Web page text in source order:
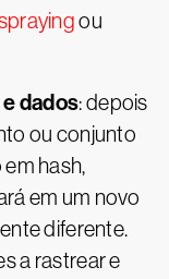
ou
dados: depois
ou conjunto
hash,
em um novo
diferente.
a rastrear e